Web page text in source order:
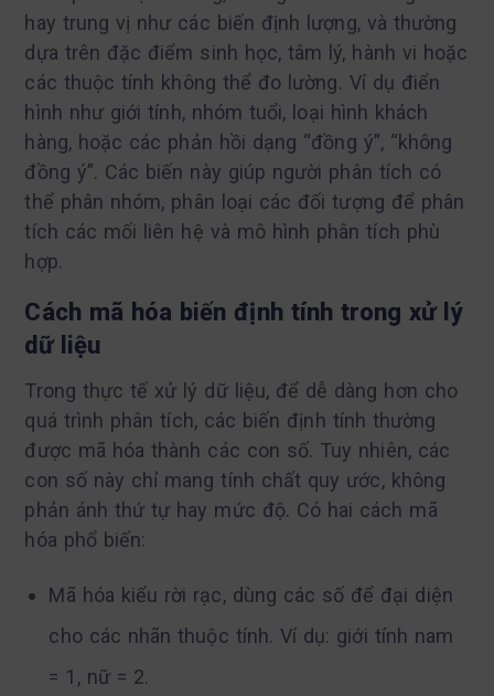
hay trung vị như các biến định lượng, và thường
dựa trên đặc điểm sinh học, tâm lý, hành vi hoặc
các thuộc tính không thể đo lường. Ví dụ điển
hình như giới tính, nhóm tuổi, loại hình khách
hàng, hoặc các phản hồi dạng “đồng ý”, “không
đồng ý”. Các biến này giúp người phân tích có
thể phân nhóm, phân loại các đối tượng để phân
tích các mối liên hệ và mô hình phân tích phù
hợp.
Cách mã hóa biến định tính trong xử lý
dữ liệu
Trong thực tế xử lý dữ liệu, để dễ dàng hơn cho
quá trình phân tích, các biến định tính thường
được mã hóa thành các con số. Tuy nhiên, các
con số này chỉ mang tính chất quy ước, không
phản ánh thứ tự hay mức độ. Có hai cách mã
hóa phổ biến:
Mã hóa kiểu rời rạc, dùng các số để đại diện
cho các nhãn thuộc tính. Ví dụ: giới tính nam
= 1, nữ = 2.